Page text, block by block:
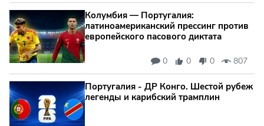
Колумбия — Португалия:
латиноамериканский прессинг против
европейского пасового диктата
0 0 0 807
Португалия - ДР Конго. Шестой рубеж
легенды и карибский трамплин